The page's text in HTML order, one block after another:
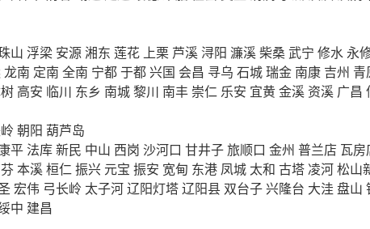
山 浮梁 安源湘东 莲花 上栗 芦溪 浔阳 濂溪柴桑武宁 修水 永
龙南 定南 全南 宁都于都兴国 会昌 寻乌 石城瑞金 南康 吉州 青
高安 临川 东乡 南城黎川 南丰 崇仁 乐安 宜黄金溪 资溪 广昌
朝阳 葫芦岛
平 法库新民 中山 西岗 沙河口 甘井子旅顺口 金州 普兰店 瓦房
本溪桓仁振兴 元宝 振安 宽甸 东港 凤城 太和 古塔 凌河松山
宏伟 弓长岭 太子河辽阳灯塔辽阳县 双台子兴隆台 大洼 盘山
中 建昌